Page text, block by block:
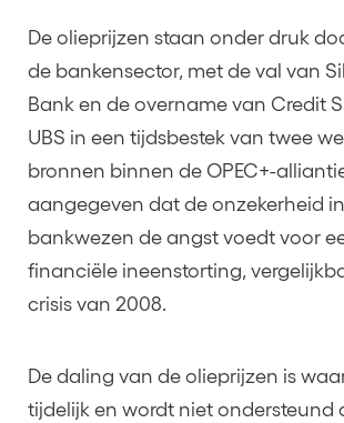
De olieprijzen staan onder druk
de bankensector, met de val van
Bank en de overname van Credit
UBS in een tijdsbestek van twee
bronnen binnen de OPEC+-
aangegeven dat de onzekerheid
bankwezen de angst voedt voor
financiële ineenstorting,
crisis van 2008.
De daling van de olieprijzen is
tijdelijk en wordt niet ondersteund